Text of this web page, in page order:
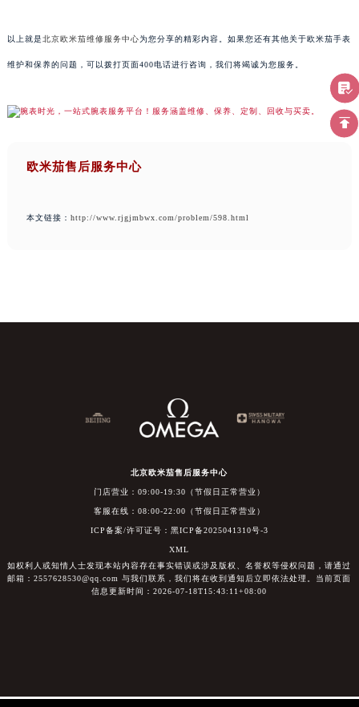
以上就是北京欧米茄维修服务中心为您分享的精彩内容。如果您还有其他关于欧米茄手表
维护和保养的问题，可以拨打页面400电话进行咨询，我们将竭诚为您服务。
欧米茄售后服务中心
本文链接： http://www.rjgjmbwx.com/problem/598.html
北京欧米茄售后服务中心
门店营业：09:00-19:30（节假日正常营业）
客服在线：08:00-22:00（节假日正常营业）
ICP备案/许可证号：黑ICP备2025041310号-3
XML
如权利人或知情人士发现本站内容存在事实错误或涉及版权、名誉权等侵权问题，请通过
邮箱：2557628530@qq.com 与我们联系，我们将在收到通知后立即依法处理。当前页面
信息更新时间：2026-07-18T15:43:11+08:00